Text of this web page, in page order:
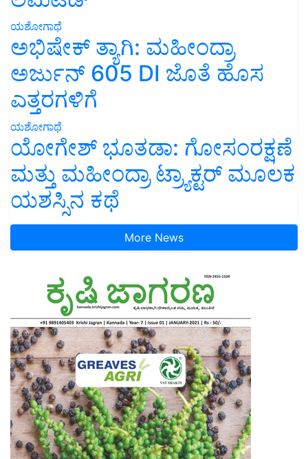
ಯಶೋಗಾಥೆ
ಅಭಿಷೇಕ್ ತ್ಯಾಗಿ: ಮಹೀಂದ್ರಾ
ಅರ್ಜುನ್ 605 DI ಜೊತೆ ಹೊಸ
ಎತ್ತರಗಳಿಗೆ
ಯಶೋಗಾಥೆ
ಯೋಗೇಶ್ ಭೂತಡಾ: ಗೋಸಂರಕ್ಷಣೆ
ಮತ್ತು ಮಹೀಂದ್ರಾ ಟ್ರ್ಯಾಕ್ಟರ್ ಮೂಲಕ
ಯಶಸ್ಸಿನ ಕಥೆ
More News